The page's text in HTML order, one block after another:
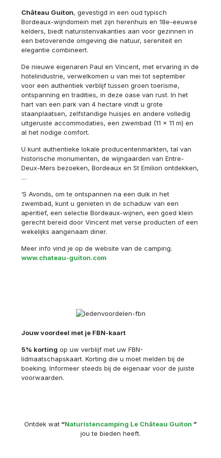
Château Guiton, gevestigd in een oud typisch
Bordeaux-wijndomein met zijn herenhuis en 18e-eeuwse
kelders, biedt naturistenvakanties aan voor gezinnen in
een betoverende omgeving die natuur, sereniteit en
elegantie combineert.
De nieuwe eigenaren Paul en Vincent, met ervaring in de
hotelindustrie, verwelkomen u van mei tot september
voor een authentiek verblijf tussen groen toerisme,
ontspanning en tradities, in deze oase van rust. In het
hart van een park van 4 hectare vindt u grote
staanplaatsen, zelfstandige huisjes en andere volledig
uitgeruste accommodaties, een zwembad (11 x 11 m) en
al het nodige comfort.
U kunt authentieke lokale producentenmarkten, tal van
historische monumenten, de wijngaarden van Entre-
Deux-Mers bezoeken, Bordeaux en St Emilion ontdekken,
…
‘S Avonds, om te ontspannen na een duik in het
zwembad, kunt u genieten in de schaduw van een
aperitief, een selectie Bordeaux-wijnen, een goed klein
gerecht bereid door Vincent met verse producten of een
wekelijks aangenaam diner.
Meer info vind je op de website van de camping.
www.chateau-guiton.com
Jouw voordeel met je FBN-kaart
5% korting op uw verblijf met uw FBN-
lidmaatschapskaart. Korting die u moet melden bij de
boeking. Informeer steeds bij de eigenaar voor de juiste
voorwaarden.
Ontdek wat “Naturistencamping Le Château Guiton ”
jou te bieden heeft.